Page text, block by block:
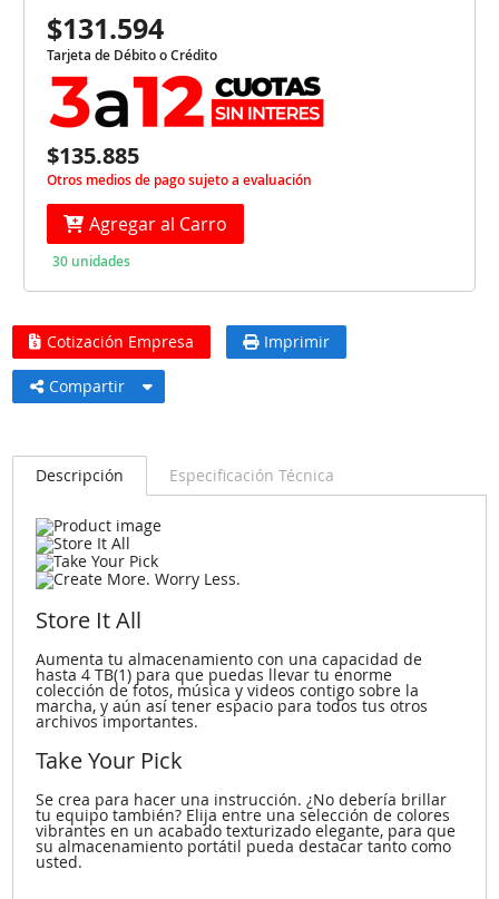
$131.594
Tarjeta de Débito o Crédito
$135.885
Otros medios de pago sujeto a evaluación
Agregar al Carro
30 unidades
Cotización Empresa Imprimir
Compartir
Descripción Especificación Técnica
Store It All
Aumenta tu almacenamiento con una capacidad de
hasta 4 TB(1) para que puedas llevar tu enorme
colección de fotos, música y videos contigo sobre la
marcha, y aún así tener espacio para todos tus otros
archivos importantes.
Take Your Pick
Se crea para hacer una instrucción. ¿No debería brillar
tu equipo también? Elija entre una selección de colores
vibrantes en un acabado texturizado elegante, para que
su almacenamiento portátil pueda destacar tanto como
usted.